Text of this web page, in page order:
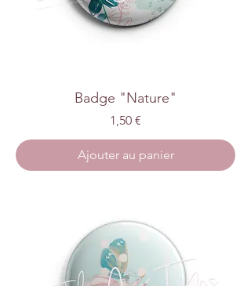
Badge "Nature"
Prix
1,50 €
Ajouter au panier